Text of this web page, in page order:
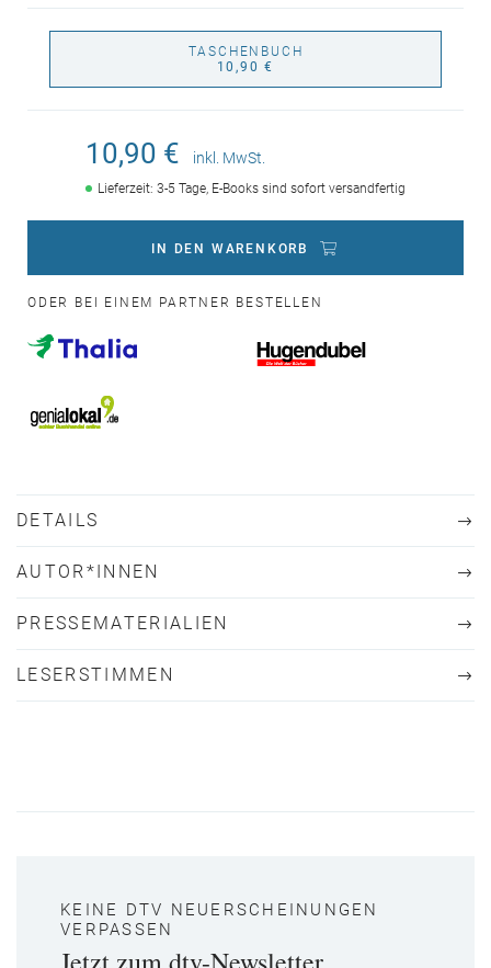
TASCHENBUCH
10,90 €
10,90 € inkl. MwSt.
Lieferzeit: 3-5 Tage, E-Books sind sofort versandfertig
IN DEN WARENKORB
ODER BEI EINEM PARTNER BESTELLEN
DETAILS
AUTOR*INNEN
PRESSEMATERIALIEN
LESERSTIMMEN
KEINE DTV NEUERSCHEINUNGEN
VERPASSEN